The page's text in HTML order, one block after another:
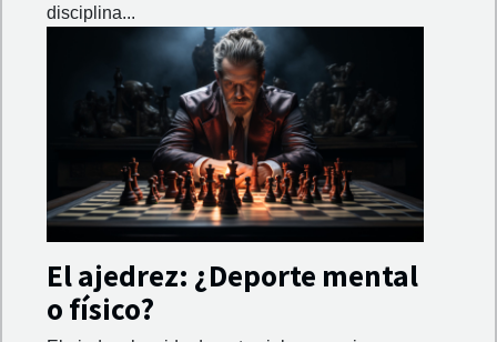
disciplina...
El ajedrez: ¿Deporte mental
o físico?